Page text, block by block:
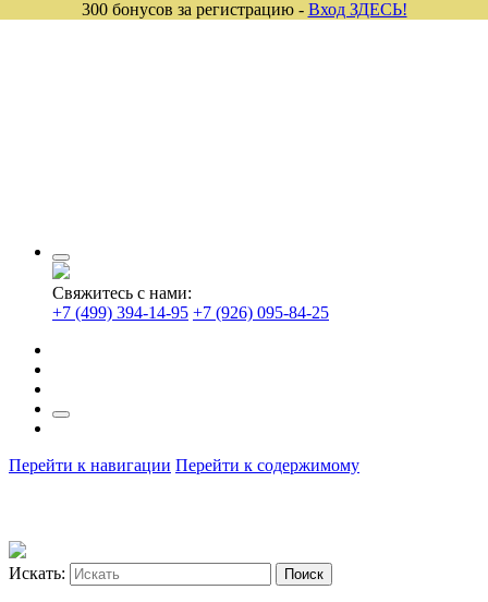
Свяжитесь с нами:
+7 (499) 394-14-95 +7 (926) 095-84-25
Перейти к навигации Перейти к содержимому
Искать:
300 бонусов за регистрацию - Вход ЗДЕСЬ!